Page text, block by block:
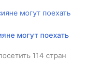
могут поехать
114 стран